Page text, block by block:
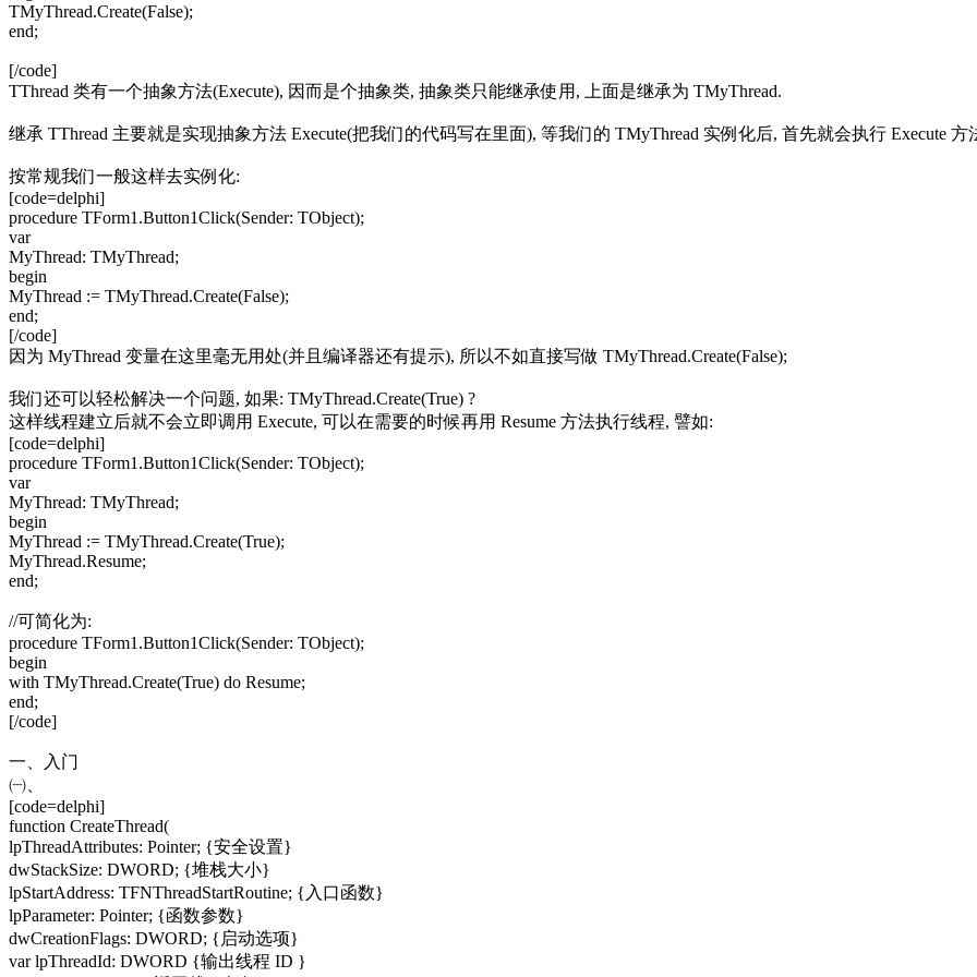
TMyThread.Create(False);
end;
[/code]
TThread 类有一个抽象方法(Execute), 因而是个抽象类, 抽象类只能继承使用, 上面是继承为 TMyThread.
继承 TThread 主要就是实现抽象方法 Execute(把我们的代码写在里面), 等我们的 TMyThread 实例化后, 首先就会执行 Execute 方
按常规我们一般这样去实例化:
[code=delphi]
procedure TForm1.Button1Click(Sender: TObject);
var
MyThread: TMyThread;
begin
MyThread := TMyThread.Create(False);
end;
[/code]
因为 MyThread 变量在这里毫无用处(并且编译器还有提示), 所以不如直接写做 TMyThread.Create(False);
我们还可以轻松解决一个问题, 如果: TMyThread.Create(True) ?
这样线程建立后就不会立即调用 Execute, 可以在需要的时候再用 Resume 方法执行线程, 譬如:
[code=delphi]
procedure TForm1.Button1Click(Sender: TObject);
var
MyThread: TMyThread;
begin
MyThread := TMyThread.Create(True);
MyThread.Resume;
end;
//可简化为:
procedure TForm1.Button1Click(Sender: TObject);
begin
with TMyThread.Create(True) do Resume;
end;
[/code]
一、入门
㈠、
[code=delphi]
function CreateThread(
lpThreadAttributes: Pointer; {安全设置}
dwStackSize: DWORD; {堆栈大小}
lpStartAddress: TFNThreadStartRoutine; {入口函数}
lpParameter: Pointer; {函数参数}
dwCreationFlags: DWORD; {启动选项}
var lpThreadId: DWORD {输出线程 ID }